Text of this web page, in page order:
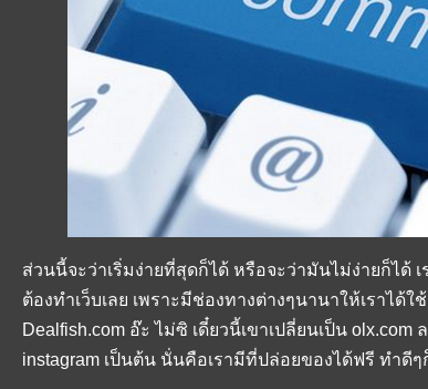
ส่วนนี้จะว่าเริ่มง่ายที่สุดก็ได้ หรือจะว่ามันไม่ง่ายก็ได้
ต้องทำเว็บเลย เพราะมีช่องทางต่างๆนานาให้เราได้ใ
Dealfish.com อ๊ะ ไม่ซิ เดี๋ยวนี้เขาเปลี่ยนเป็น
instagram เป็นต้น นั่นคือเรามีที่ปล่อยของได้ฟรี ทำดีๆ